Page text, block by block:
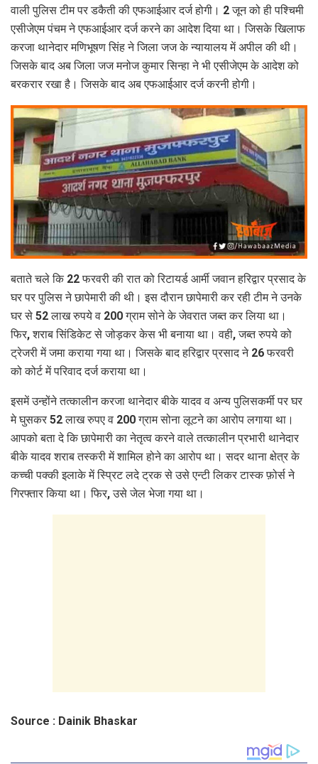
वाली पुलिस टीम पर डकैती की एफआईआर दर्ज होगी। 2 जून को ही पश्चिमी
एसीजेएम पंचम ने एफआईआर दर्ज करने का आदेश दिया था। जिसके खिलाफ
करजा थानेदार मणिभूषण सिंह ने जिला जज के न्यायालय में अपील की थी।
जिसके बाद अब जिला जज मनोज कुमार सिन्हा ने भी एसीजेएम के आदेश को
बरकरार रखा है। जिसके बाद अब एफआईआर दर्ज करनी होगी।
बताते चले कि 22 फरवरी की रात को रिटायर्ड आर्मी जवान हरिद्वार प्रसाद के
घर पर पुलिस ने छापेमारी की थी। इस दौरान छापेमारी कर रही टीम ने उनके
घर से 52 लाख रुपये व 200 ग्राम सोने के जेवरात जब्त कर लिया था।
फिर, शराब सिंडिकेट से जोड़कर केस भी बनाया था। वही, जब्त रुपये को
ट्रेजरी में जमा कराया गया था। जिसके बाद हरिद्वार प्रसाद ने 26 फरवरी
को कोर्ट में परिवाद दर्ज कराया था।
इसमें उन्होंने तत्कालीन करजा थानेदार बीके यादव व अन्य पुलिसकर्मी पर घर
मे घुसकर 52 लाख रुपए व 200 ग्राम सोना लूटने का आरोप लगाया था।
आपको बता दे कि छापेमारी का नेतृत्व करने वाले तत्कालीन प्रभारी थानेदार
बीके यादव शराब तस्करी में शामिल होने का आरोप था। सदर थाना क्षेत्र के
कच्ची पक्की इलाके में स्प्रिट लदे ट्रक से उसे एन्टी लिकर टास्क फ़ोर्स ने
गिरफ्तार किया था। फिर, उसे जेल भेजा गया था।
Source : Dainik Bhaskar